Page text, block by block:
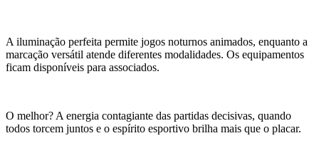
A iluminação perfeita permite jogos noturnos animados, enquanto a
marcação versátil atende diferentes modalidades. Os equipamentos
ficam disponíveis para associados.
O melhor? A energia contagiante das partidas decisivas, quando
todos torcem juntos e o espírito esportivo brilha mais que o placar.